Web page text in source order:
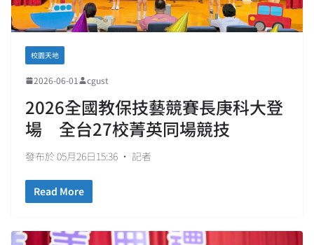
校園天地
2026-06-01 cgust
2026全國教保技藝競賽長庚科大登
場 全台27校菁英同場競技
發布於 05月26日15:36 • 記者
Read More